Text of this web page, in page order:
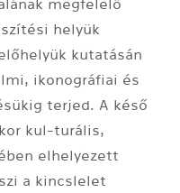
helyük
kutatásán
ikonográfiai és
terjed. A késő
kul-turális,
elhelyezett
a kincslelet